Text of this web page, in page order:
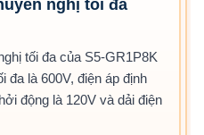
nghị tối đa
tối đa của S5-GR1P8K
đa là 600V, điện áp định
động là 120V và dải điện